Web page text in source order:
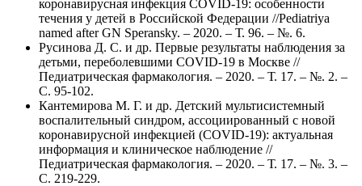
коронавирусная инфекция COVID-19: особенности
течения у детей в Российской Федерации //Pediatriya
named after GN Speransky. – 2020. – Т. 96. – №. 6.
Русинова Д. С. и др. Первые результаты наблюдения за
детьми, переболевшими COVID-19 в Москве //
Педиатрическая фармакология. – 2020. – Т. 17. – №. 2. –
С. 95-102.
Кантемирова М. Г. и др. Детский мультисистемный
воспалительный синдром, ассоциированный с новой
коронавирусной инфекцией (COVID-19): актуальная
информация и клиническое наблюдение //
Педиатрическая фармакология. – 2020. – Т. 17. – №. 3. –
С. 219-229.